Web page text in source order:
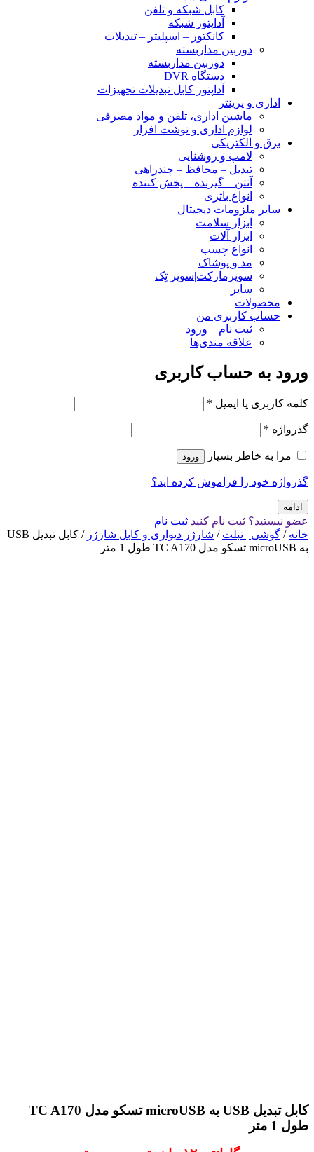
کابل شبکه و تلفن
آداپتور شبکه
کانکتور – اسپلیتر – تبدیلات
دوربین مداربسته
دوربین مداربسته
دستگاه DVR
آداپتور کابل تبدیلات تجهیزات
اداری و پرینتر
ماشین اداری، تلفن و مواد مصرفی
لوازم اداری و نوشت افزار
برق و الکتریکی
لامپ و روشنایی
تبدیل – محافظ – چندراهی
آنتن – گیرنده – پخش کننده
انواع باتری
سایر ملزومات دیجیتال
ابزار سلامت
ابزار آلات
انواع چسب
مد و پوشاک
سوپرمارکت|سوپر تِک
سایر
محصولات
حساب کاربری من
ثبت نام _ ورود
علاقه مندی‌ها
ورود به حساب کاربری
کلمه کاربری یا ایمیل *
گذرواژه *
مرا به خاطر بسپار ورود
گذرواژه خود را فراموش کرده اید؟
ادامه
عضو نیستید؟ ثبت نام کنید ثبت نام
خانه / گوشی | تبلت / شارژر دیواری و کابل شارژر
/ کابل تبدیل USB
به microUSB تسکو مدل TC A170 طول 1 متر
کابل تبدیل USB به microUSB تسکو مدل TC A170
طول 1 متر